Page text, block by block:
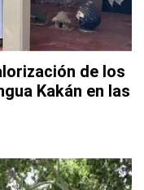
de los
Kakán en las